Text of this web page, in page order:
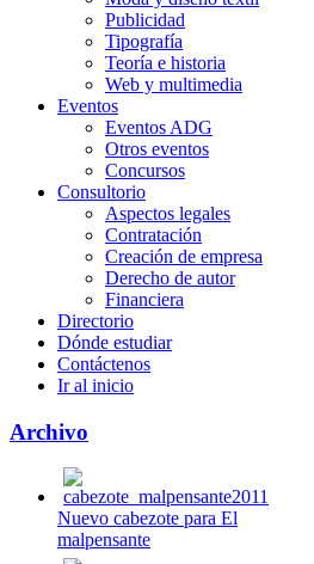
Publicidad
Tipografía
Teoría e historia
Web y multimedia
Eventos
Eventos ADG
Otros eventos
Concursos
Consultorio
Aspectos legales
Contratación
Creación de empresa
Derecho de autor
Financiera
Directorio
Dónde estudiar
Contáctenos
Ir al inicio
Archivo
Nuevo cabezote para El
malpensante